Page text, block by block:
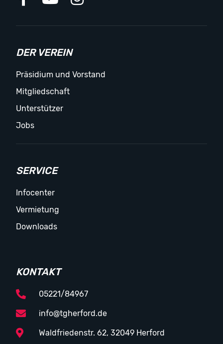
DER VEREIN
Präsidium und Vorstand
Mitgliedschaft
Unterstützer
Jobs
SERVICE
Infocenter
Vermietung
Downloads
KONTAKT
05221/84967
info@tgherford.de
Waldfriedenstr. 62, 32049 Herford